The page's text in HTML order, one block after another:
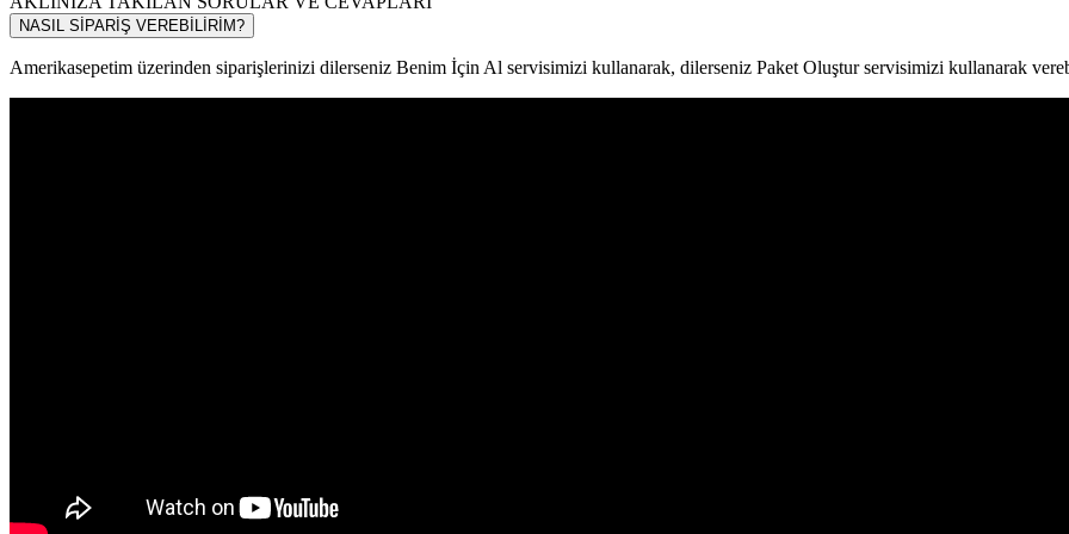
NASIL SİPARİŞ VEREBİLİRİM?
Amerikasepetim üzerinden siparişlerinizi dilerseniz Benim İçin Al servisimizi kullanarak, dilerseniz Paket Oluştur servisimizi kullanarak